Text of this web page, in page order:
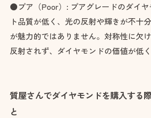
●プア（Poor）: プアグレードのダイヤ
ト品質が低く、光の反射や輝きが不十
が魅力的ではありません。対称性に欠
反射されず、ダイヤモンドの価値が低く
質屋さんでダイヤモンドを購入する
と